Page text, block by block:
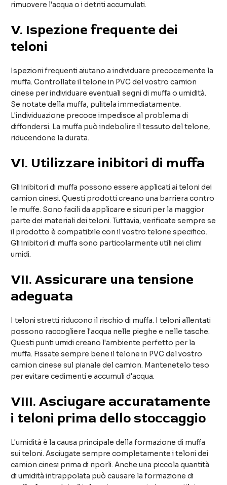
rimuovere l'acqua o i detriti accumulati.
V. Ispezione frequente dei
teloni
Ispezioni frequenti aiutano a individuare precocemente la
muffa. Controllate il telone in PVC del vostro camion
cinese per individuare eventuali segni di muffa o umidità.
Se notate della muffa, pulitela immediatamente.
L'individuazione precoce impedisce al problema di
diffondersi. La muffa può indebolire il tessuto del telone,
riducendone la durata.
VI. Utilizzare inibitori di muffa
Gli inibitori di muffa possono essere applicati ai teloni dei
camion cinesi. Questi prodotti creano una barriera contro
le muffe. Sono facili da applicare e sicuri per la maggior
parte dei materiali dei teloni. Tuttavia, verificate sempre se
il prodotto è compatibile con il vostro telone specifico.
Gli inibitori di muffa sono particolarmente utili nei climi
umidi.
VII. Assicurare una tensione
adeguata
I teloni stretti riducono il rischio di muffa. I teloni allentati
possono raccogliere l'acqua nelle pieghe e nelle tasche.
Questi punti umidi creano l'ambiente perfetto per la
muffa. Fissate sempre bene il telone in PVC del vostro
camion cinese sul pianale del camion. Mantenetelo teso
per evitare cedimenti e accumuli d'acqua.
VIII. Asciugare accuratamente
i teloni prima dello stoccaggio
L'umidità è la causa principale della formazione di muffa
sui teloni. Asciugate sempre completamente i teloni dei
camion cinesi prima di riporli. Anche una piccola quantità
di umidità intrappolata può causare la formazione di